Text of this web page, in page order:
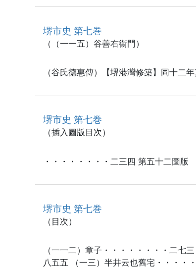
堺市史 第七巻
（（一一五）谷善右衞門）
（谷氏德惠傳）【堺港灣修築】同十二
堺市史 第七巻
（插入圖版目次）
・・・・・・・・二三四 第五十二圖
堺市史 第七巻
（目次）
（一一二）章子・・・・・・・・二七
八五五 （一三）半井云也舊宅・・・・